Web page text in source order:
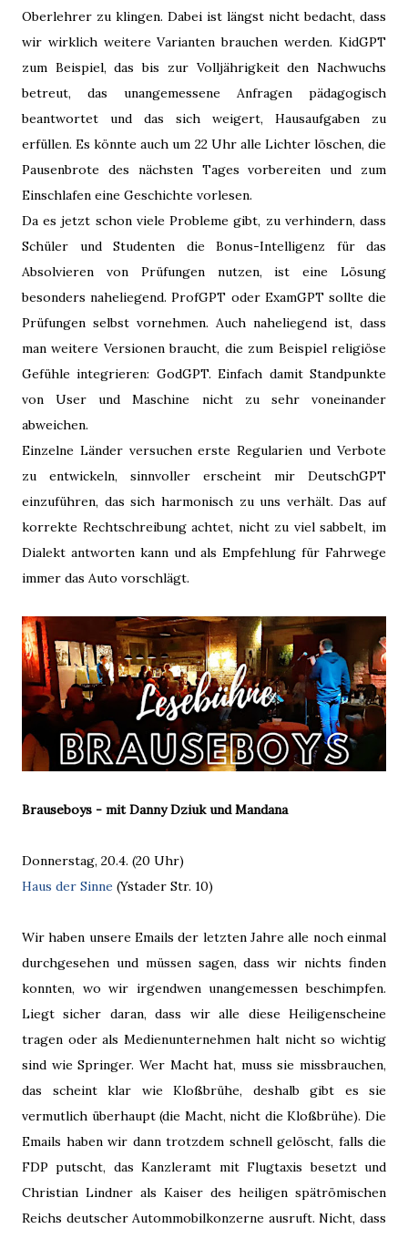
Oberlehrer zu klingen. Dabei ist längst nicht bedacht, dass
wir wirklich weitere Varianten brauchen werden. KidGPT
zum Beispiel, das bis zur Volljährigkeit den Nachwuchs
betreut, das unangemessene Anfragen pädagogisch
beantwortet und das sich weigert, Hausaufgaben zu
erfüllen. Es könnte auch um 22 Uhr alle Lichter löschen, die
Pausenbrote des nächsten Tages vorbereiten und zum
Einschlafen eine Geschichte vorlesen.
Da es jetzt schon viele Probleme gibt, zu verhindern, dass
Schüler und Studenten die Bonus-Intelligenz für das
Absolvieren von Prüfungen nutzen, ist eine Lösung
besonders naheliegend. ProfGPT oder ExamGPT sollte die
Prüfungen selbst vornehmen. Auch naheliegend ist, dass
man weitere Versionen braucht, die zum Beispiel religiöse
Gefühle integrieren: GodGPT. Einfach damit Standpunkte
von User und Maschine nicht zu sehr voneinander
abweichen.
Einzelne Länder versuchen erste Regularien und Verbote
zu entwickeln, sinnvoller erscheint mir DeutschGPT
einzuführen, das sich harmonisch zu uns verhält. Das auf
korrekte Rechtschreibung achtet, nicht zu viel sabbelt, im
Dialekt antworten kann und als Empfehlung für Fahrwege
immer das Auto vorschlägt.
Brauseboys - mit Danny Dziuk und Mandana
Donnerstag, 20.4. (20 Uhr)
Haus der Sinne (Ystader Str. 10)
Wir haben unsere Emails der letzten Jahre alle noch einmal
durchgesehen und müssen sagen, dass wir nichts finden
konnten, wo wir irgendwen unangemessen beschimpfen.
Liegt sicher daran, dass wir alle diese Heiligenscheine
tragen oder als Medienunternehmen halt nicht so wichtig
sind wie Springer. Wer Macht hat, muss sie missbrauchen,
das scheint klar wie Kloßbrühe, deshalb gibt es sie
vermutlich überhaupt (die Macht, nicht die Kloßbrühe). Die
Emails haben wir dann trotzdem schnell gelöscht, falls die
FDP putscht, das Kanzleramt mit Flugtaxis besetzt und
Christian Lindner als Kaiser des heiligen spätrömischen
Reichs deutscher Autommobilkonzerne ausruft. Nicht, dass